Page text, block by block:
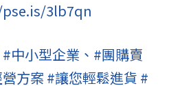
3lb7qn
#中小型企業 、 #團購賣
方案 #讓您輕鬆進貨 #